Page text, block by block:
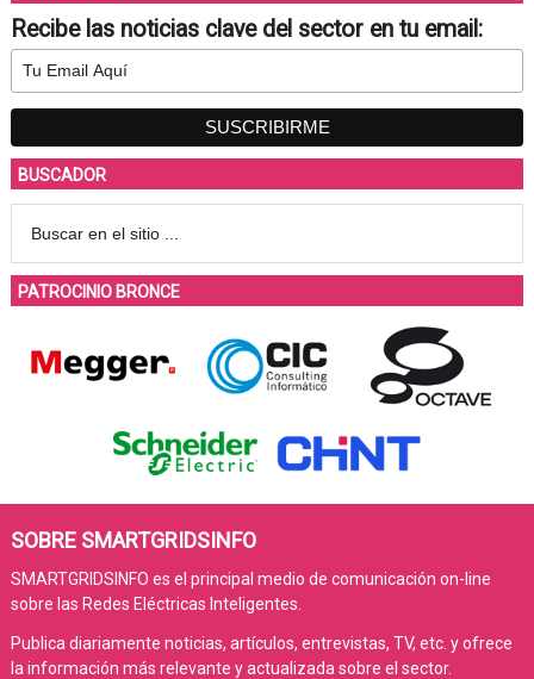
Recibe las noticias clave del sector en tu email:
BUSCADOR
PATROCINIO BRONCE
SOBRE SMARTGRIDSINFO
SMARTGRIDSINFO es el principal medio de comunicación on-line
sobre las Redes Eléctricas Inteligentes.
Publica diariamente noticias, artículos, entrevistas, TV, etc. y ofrece
la información más relevante y actualizada sobre el sector.